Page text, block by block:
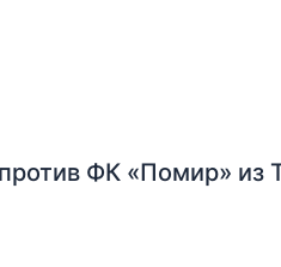
ФК «Помир» из